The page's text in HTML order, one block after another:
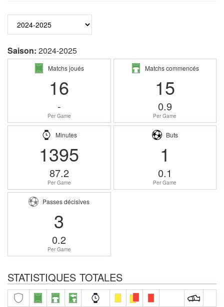
Saison: 2024-2025
Matchs joués
16
-
Per Game
Matchs commencés
15
0.9
Per Game
Minutes
1395
87.2
Per Game
Buts
1
0.1
Per Game
Passes décisives
3
0.2
Per Game
STATISTIQUES TOTALES